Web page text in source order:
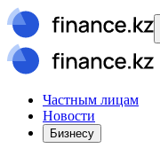
Частным лицам
Новости
Бизнесу